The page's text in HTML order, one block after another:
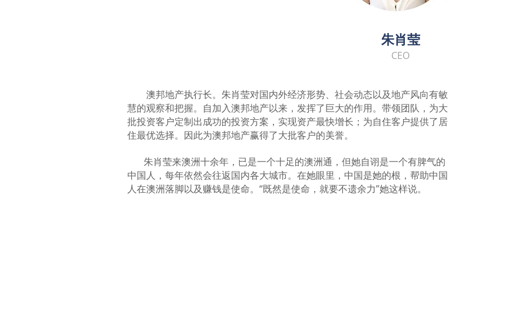
朱肖莹
CEO
澳邦地产执行长。朱肖莹对国内外经济形势、社会动态以及地产风向有敏
慧的观察和把握。自加入澳邦地产以来，发挥了巨大的作用。带领团队，为大
批投资客户定制出成功的投资方案，实现资产最快增长；为自住客户提供了居
住最优选择。因此为澳邦地产赢得了大批客户的美誉。
朱肖莹来澳洲十余年，已是一个十足的澳洲通，但她自诩是一个有脾气的
中国人，每年依然会往返国内各大城市。在她眼里，中国是她的根，帮助中国
人在澳洲落脚以及赚钱是使命。“既然是使命，就要不遗余力”她这样说。